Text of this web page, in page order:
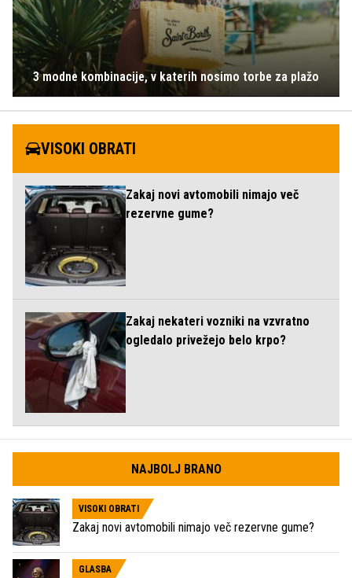
3 modne kombinacije, v katerih nosimo torbe za plažo
VISOKI OBRATI
Zakaj novi avtomobili nimajo več
rezervne gume?
Zakaj nekateri vozniki na vzvratno
ogledalo privežejo belo krpo?
NAJBOLJ BRANO
VISOKI OBRATI
Zakaj novi avtomobili nimajo več rezervne gume?
GLASBA